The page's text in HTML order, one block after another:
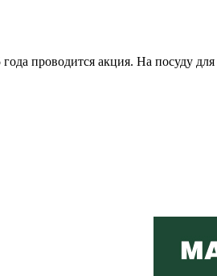
проводится акция. На посуду для